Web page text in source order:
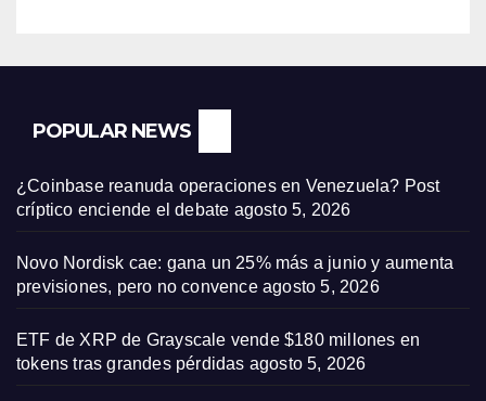
POPULAR NEWS
¿Coinbase reanuda operaciones en Venezuela? Post
críptico enciende el debate agosto 5, 2026
Novo Nordisk cae: gana un 25% más a junio y aumenta
previsiones, pero no convence agosto 5, 2026
ETF de XRP de Grayscale vende $180 millones en
tokens tras grandes pérdidas agosto 5, 2026